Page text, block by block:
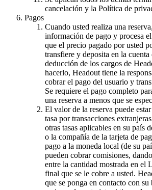
cancelación y la Política de
Pagos
Cuando usted realiza una
información de pago y procesa
que el precio pagado por usted
transfiere y deposita en la
deducción de los cargos de
hacerlo, Headout tiene la
cobrar el pago del usuario y
Se requiere el pago completo
una reserva a menos que se
El valor de la reserva puede
tasa por transacciones
otras tasas aplicables en su país
o la compañía de la tarjeta de
pago a la moneda local (de su
pueden cobrar comisiones,
entre la cantidad mostrada en el
final que se le cobre a usted.
que se ponga en contacto con